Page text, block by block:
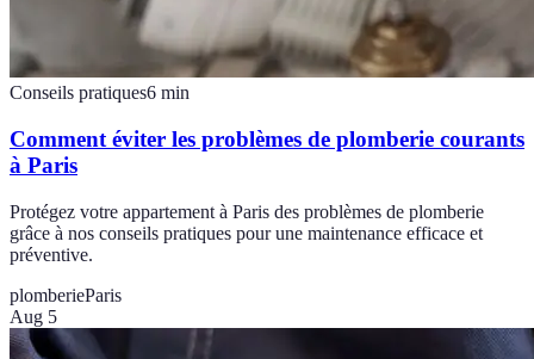
Conseils pratiques6 min
Comment éviter les problèmes de plomberie courants
à Paris
Protégez votre appartement à Paris des problèmes de plomberie
grâce à nos conseils pratiques pour une maintenance efficace et
préventive.
plomberieParis
Aug 5